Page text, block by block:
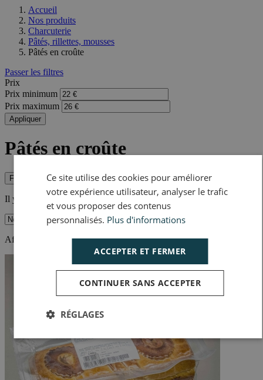
Accueil
Nos produits
Charcuterie
Pâtés, rillettes, mousses
Pâtés en croûte
Passer les filtres
Prix
Prix minimum
Prix maximum
Appliquer
Pâtés en croûte
Filtrer
Il y a 2 produits.
Affichage 1-2 de 2 article(s)
Ce site utilise des cookies pour améliorer
votre expérience utilisateur, analyser le trafic
et vous proposer des contenus
personnalisés. Plus d'informations
ACCEPTER ET FERMER
CONTINUER SANS ACCEPTER
RÉGLAGES